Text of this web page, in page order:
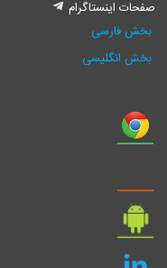
صفحات اینستاگرام
بخش فارسی
بخش انگلیسی